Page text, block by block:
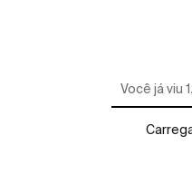
Você já viu